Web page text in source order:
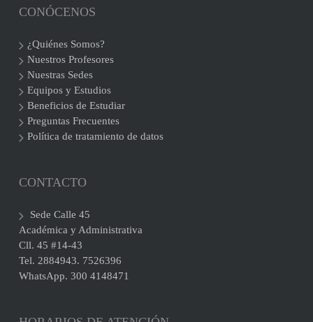
CONÓCENOS
¿Quiénes Somos?
Nuestros Profesores
Nuestras Sedes
Equipos y Estudios
Beneficios de Estudiar
Preguntas Frecuentes
Política de tratamiento de datos
CONTACTO
Sede Calle 45
Académica y Administrativa
Cll. 45 #14-43
Tel. 2884943. 7526396
WhatsApp. 300 4148471